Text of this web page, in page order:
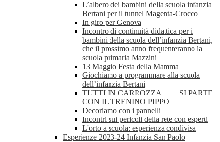
L’albero dei bambini della scuola infanzia
Bertani per il tunnel Magenta-Crocco
In giro per Genova
Incontro di continuità didattica per i
bambini della scuola dell’infanzia Bertani,
che il prossimo anno frequenteranno la
scuola primaria Mazzini
13 Maggio Festa della Mamma
Giochiamo a programmare alla scuola
dell’infanzia Bertani
TUTTI IN CARROZZA…… SI PARTE
CON IL TRENINO PIPPO
Decoriamo con i pannelli
Incontri sui pericoli della rete con esperti
L'orto a scuola: esperienza condivisa
Esperienze 2023-24 Infanzia San Paolo